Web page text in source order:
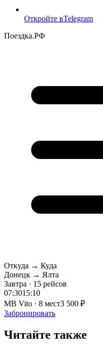
Откройте вTelegram
Поездка.РФ
Откуда → Куда
Донецк → Ялта
Завтра · 15 рейсов
07:3015:10
MB Vito · 8 мест3 500 ₽
Забронировать
Читайте также